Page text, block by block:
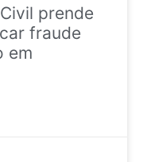
prende
fraude
em